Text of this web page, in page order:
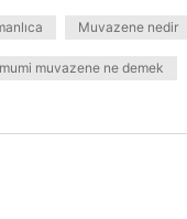
Muvazene nedir
muvazene ne demek